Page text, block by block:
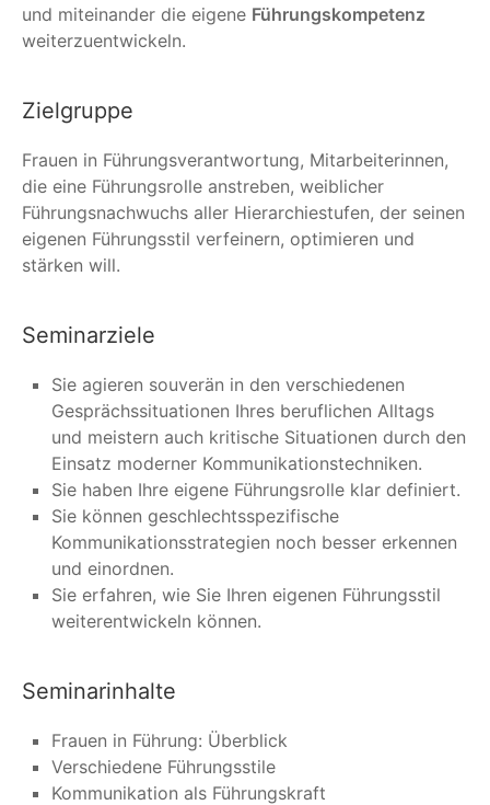
und miteinander die eigene Führungskompetenz
weiterzuentwickeln.
Zielgruppe
Frauen in Führungsverantwortung, Mitarbeiterinnen,
die eine Führungsrolle anstreben, weiblicher
Führungsnachwuchs aller Hierarchiestufen, der seinen
eigenen Führungsstil verfeinern, optimieren und
stärken will.
Seminarziele
Sie agieren souverän in den verschiedenen
Gesprächssituationen Ihres beruflichen Alltags
und meistern auch kritische Situationen durch den
Einsatz moderner Kommunikationstechniken.
Sie haben Ihre eigene Führungsrolle klar definiert.
Sie können geschlechtsspezifische
Kommunikationsstrategien noch besser erkennen
und einordnen.
Sie erfahren, wie Sie Ihren eigenen Führungsstil
weiterentwickeln können.
Seminarinhalte
Frauen in Führung: Überblick
Verschiedene Führungsstile
Kommunikation als Führungskraft